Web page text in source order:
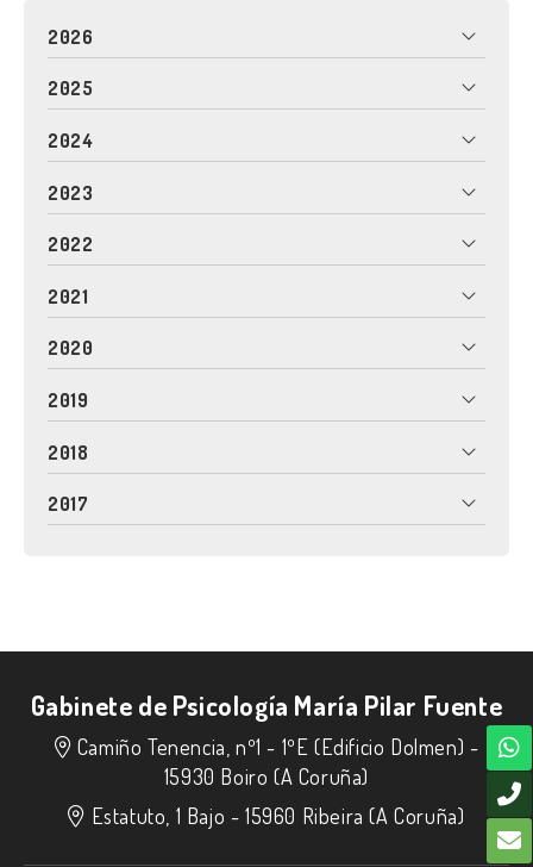
2026
2025
2024
2023
2022
2021
2020
2019
2018
2017
Gabinete de Psicología María Pilar Fuente
Camiño Tenencia, nº1 - 1ºE (Edificio Dolmen) -
15930 Boiro (A Coruña)
Estatuto, 1 Bajo -15960 Ribeira (A Coruña)